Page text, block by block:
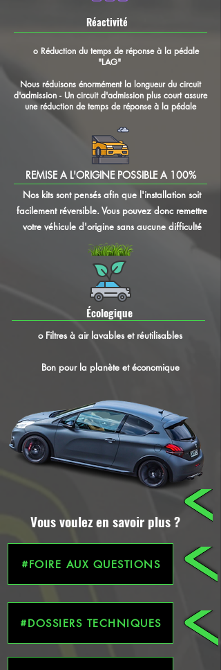
Réactivité
o Réduction du temps de réponse à la pédale
"LAG"
Nous réduisons énormément la longueur du circuit
d'admission - Un circuit d'admission plus court assure
une réduction de temps de réponse à la pédale
REMISE A L'ORIGINE POSSIBLE A 100%
Nos kits sont pensés afin que l'installation soit
facilement réversible. Vous pouvez donc remettre
votre véhicule d'origine sans aucune difficulté
Écologique
o Filtres à air lavables et réutilisables
Bon pour la planète et économique
Vous voulez en savoir plus ?
FOIRE AUX QUESTIONS
DOSSIERS TECHNIQUES